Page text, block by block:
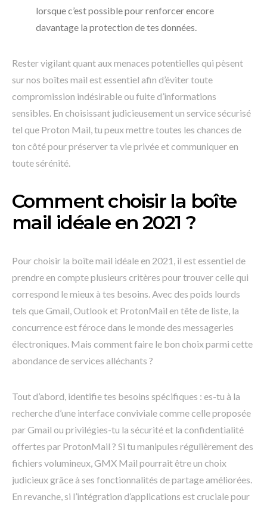
lorsque c’est possible pour renforcer encore
davantage la protection de tes données.
Rester vigilant quant aux menaces potentielles qui pèsent
sur nos boîtes mail est essentiel afin d’éviter toute
compromission indésirable ou fuite d’informations
sensibles. En choisissant judicieusement un service sécurisé
tel que Proton Mail, tu peux mettre toutes les chances de
ton côté pour préserver ta vie privée et communiquer en
toute sérénité.
Comment choisir la boîte
mail idéale en 2021 ?
Pour choisir la boîte mail idéale en 2021, il est essentiel de
prendre en compte plusieurs critères pour trouver celle qui
correspond le mieux à tes besoins. Avec des poids lourds
tels que Gmail, Outlook et ProtonMail en tête de liste, la
concurrence est féroce dans le monde des messageries
électroniques. Mais comment faire le bon choix parmi cette
abondance de services alléchants ?
Tout d’abord, identifie tes besoins spécifiques : es-tu à la
recherche d’une interface conviviale comme celle proposée
par Gmail ou privilégies-tu la sécurité et la confidentialité
offertes par ProtonMail ? Si tu manipules régulièrement des
fichiers volumineux, GMX Mail pourrait être un choix
judicieux grâce à ses fonctionnalités de partage améliorées.
En revanche, si l’intégration d’applications est cruciale pour